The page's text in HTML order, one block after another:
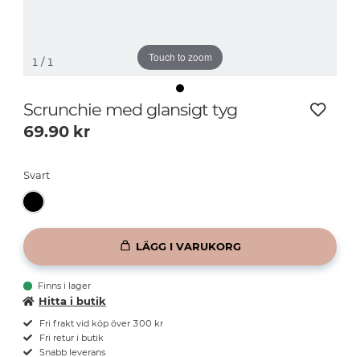
Touch to zoom
1 / 1
Scrunchie med glansigt tyg
69.90 kr
Svart
LÄGG I VARUKORG
Finns i lager
Hitta i butik
Fri frakt vid köp över 300 kr
Fri retur i butik
Snabb leverans